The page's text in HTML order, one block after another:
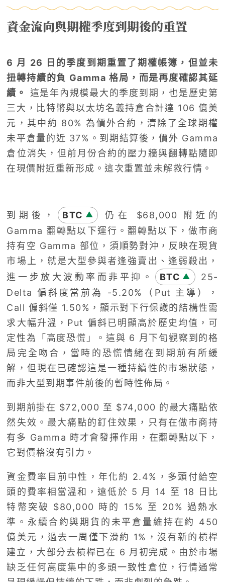
資金流向與期權季度到期後的重置
6 月 26 日的季度到期重置了期權帳簿，但並未
扭轉持續的負 Gamma 格局，而是再度確認其延
續。
這是年內規模最大的季度到期，也是歷史第
三大，比特幣與以太坊名義持倉合計達 106 億美
元，其中約 80% 為價外合約，清除了全球期權
未平倉量的近 37%。到期結算後，價外 Gamma
倉位消失，但前月份合約的壓力牆與翻轉點隨即
在現價附近重新形成。這次重置並未解救行情。
到期後， BTC ▲
仍在 $68,000 附近的
Gamma 翻轉點以下運行。翻轉點以下，做市商
持有空 Gamma 部位，須順勢對沖，反映在現貨
市場上，就是大型參與者逢強賣出、逢弱殺出，
進一步放大波動率而非平抑。
BTC ▲
25-
Delta 偏斜度當前為 -5.20%（Put 主導），
Call 偏斜僅 1.50%，顯示對下行保護的結構性需
求大幅升溫，Put 偏斜已明顯高於歷史均值，可
定性為「高度恐慌」。這與 6 月下旬觀察到的格
局完全吻合，當時的恐慌情緒在到期前有所緩
解，但現在已確認這是一種持續性的市場狀態，
而非大型到期事件前後的暫時性佈局。
到期前掛在 $72,000 至 $74,000 的最大痛點依
然失效。最大痛點的釘住效果，只有在做市商持
有多 Gamma 時才會發揮作用，在翻轉點以下，
它對價格沒有引力。
資金費率目前中性，年化約 2.4%，多頭付給空
頭的費率相當溫和，遠低於 5 月 14 至 18 日比
特幣突破 $80,000 時的 15% 至 20% 過熱水
準。永續合約與期貨的未平倉量維持在約 450
億美元，過去一周僅下滑約 1%，沒有新的槓桿
建立，大部分去槓桿已在 6 月初完成。由於市場
缺乏任何高度集中的多頭一致性倉位，行情通常